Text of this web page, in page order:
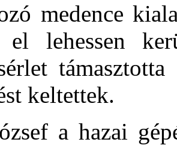
medence
el lehessen
keltettek.
a hazai